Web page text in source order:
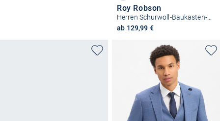
Roy Robson
Herren Schurwoll-Baukasten-Hose
ab 129,99 €